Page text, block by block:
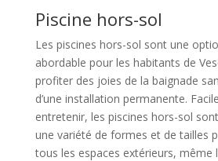
Piscine hors-sol
Les piscines hors-sol sont une
abordable pour les habitants de
profiter des joies de la baignade
d’une installation permanente.
entretenir, les piscines hors-sol
une variété de formes et de tailles
tous les espaces extérieurs, même